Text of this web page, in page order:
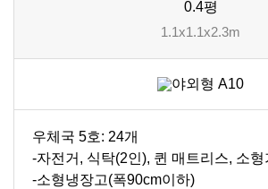
0.4평
1.1x1.1x2.3m
우체국 5호: 24개
-자전거, 식탁(2인), 퀸 매트리스, 소형
-소형냉장고(폭90cm이하)